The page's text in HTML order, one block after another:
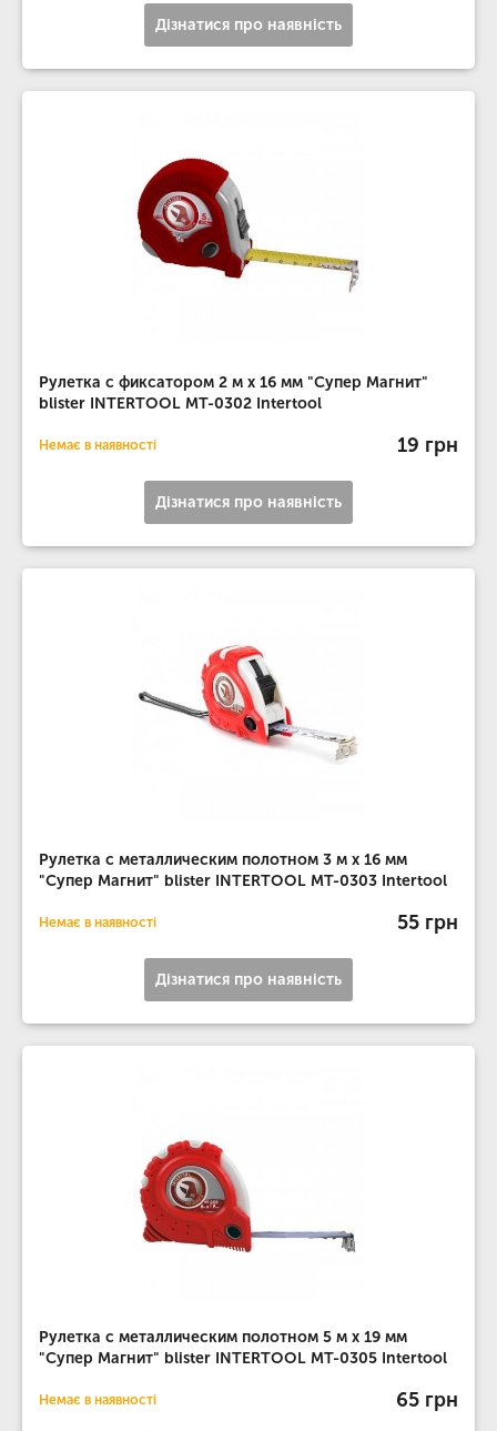
Дізнатися про наявність
Рулетка с фиксатором 2 м x 16 мм "Супер Магнит"
blister INTERTOOL MT-0302 Intertool
Немає в наявності 19 грн
Дізнатися про наявність
Рулетка с металлическим полотном 3 м x 16 мм
"Супер Магнит" blister INTERTOOL MT-0303 Intertool
Немає в наявності 55 грн
Дізнатися про наявність
Рулетка с металлическим полотном 5 м x 19 мм
"Супер Магнит" blister INTERTOOL MT-0305 Intertool
Немає в наявності 65 грн